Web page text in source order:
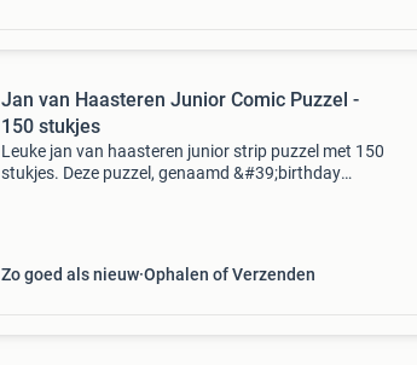
Jan van Haasteren Junior Comic Puzzel -
150 stukjes
Leuke jan van haasteren junior strip puzzel met 150
stukjes. Deze puzzel, genaamd &#39;birthday
Zo goed als nieuw Ophalen of Verzenden